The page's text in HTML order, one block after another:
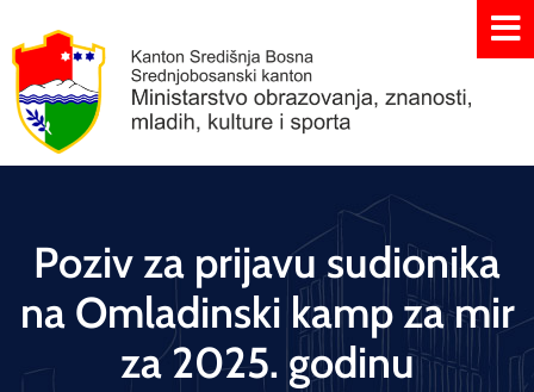
Poziv za prijavu sudionika
na Omladinski kamp za mir
za 2025. godinu